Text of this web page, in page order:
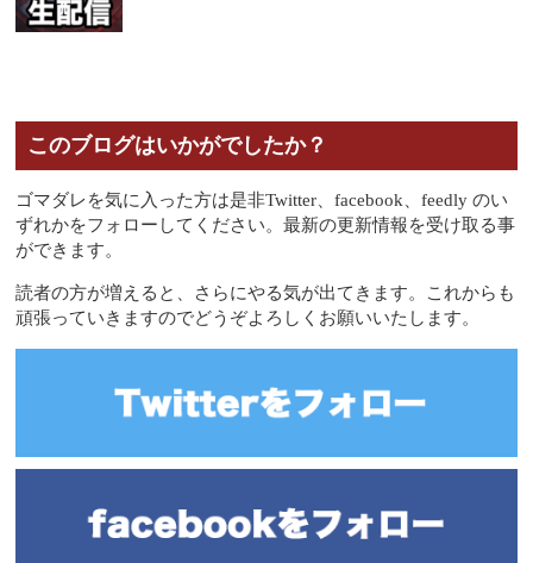
このブログはいかがでしたか？
ゴマダレを気に入った方は是非Twitter、facebook、feedly のい
ずれかをフォローしてください。最新の更新情報を受け取る事
ができます。
読者の方が増えると、さらにやる気が出てきます。これからも
頑張っていきますのでどうぞよろしくお願いいたします。